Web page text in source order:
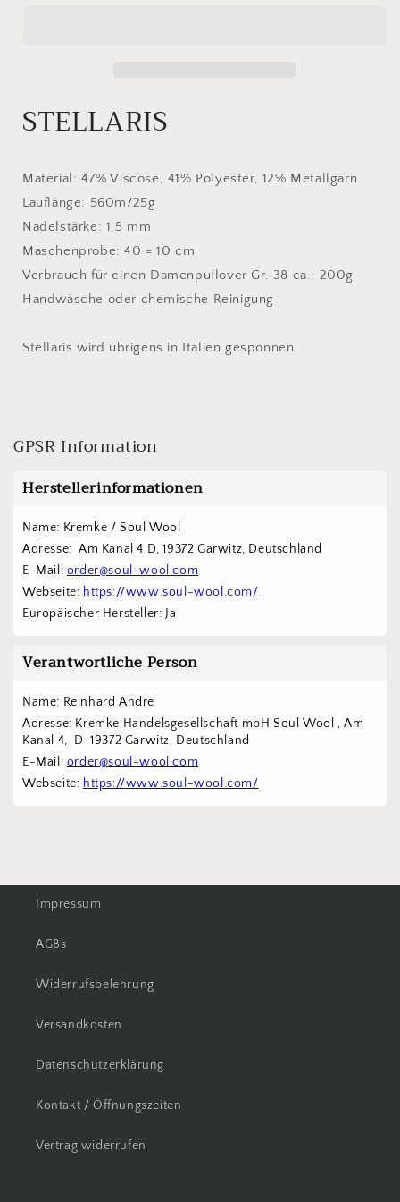
STELLARIS
Material: 47% Viscose, 41% Polyester, 12% Metallgarn
Lauflänge: 560m/25g
Nadelstärke: 1,5 mm
Maschenprobe: 40 = 10 cm
Verbrauch für einen Damenpullover Gr. 38 ca.: 200g
Handwäsche oder chemische Reinigung
Stellaris wird übrigens in Italien gesponnen.
GPSR Information
Herstellerinformationen
Name: Kremke / Soul Wool
Adresse:  Am Kanal 4 D, 19372 Garwitz, Deutschland
E-Mail: order@soul-wool.com
Webseite: https://www.soul-wool.com/
Europäischer Hersteller: Ja
Verantwortliche Person
Name: Reinhard Andre
Adresse: Kremke Handelsgesellschaft mbH Soul Wool , Am
Kanal 4,  D-19372 Garwitz, Deutschland
E-Mail: order@soul-wool.com
Webseite: https://www.soul-wool.com/
Impressum
AGBs
Widerrufsbelehrung
Versandkosten
Datenschutzerklärung
Kontakt / Öffnungszeiten
Vertrag widerrufen